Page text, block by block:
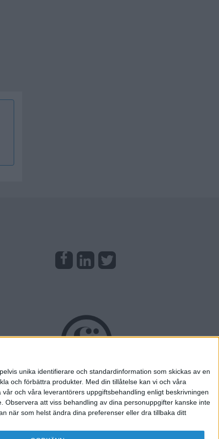
unika identifierare och standardinformation som skickas av en
och förbättra produkter. Med din tillåtelse kan vi och våra
och våra leverantörers uppgiftsbehandling enligt beskrivningen
Observera att viss behandling av dina personuppgifter kanske inte
när som helst ändra dina preferenser eller dra tillbaka ditt